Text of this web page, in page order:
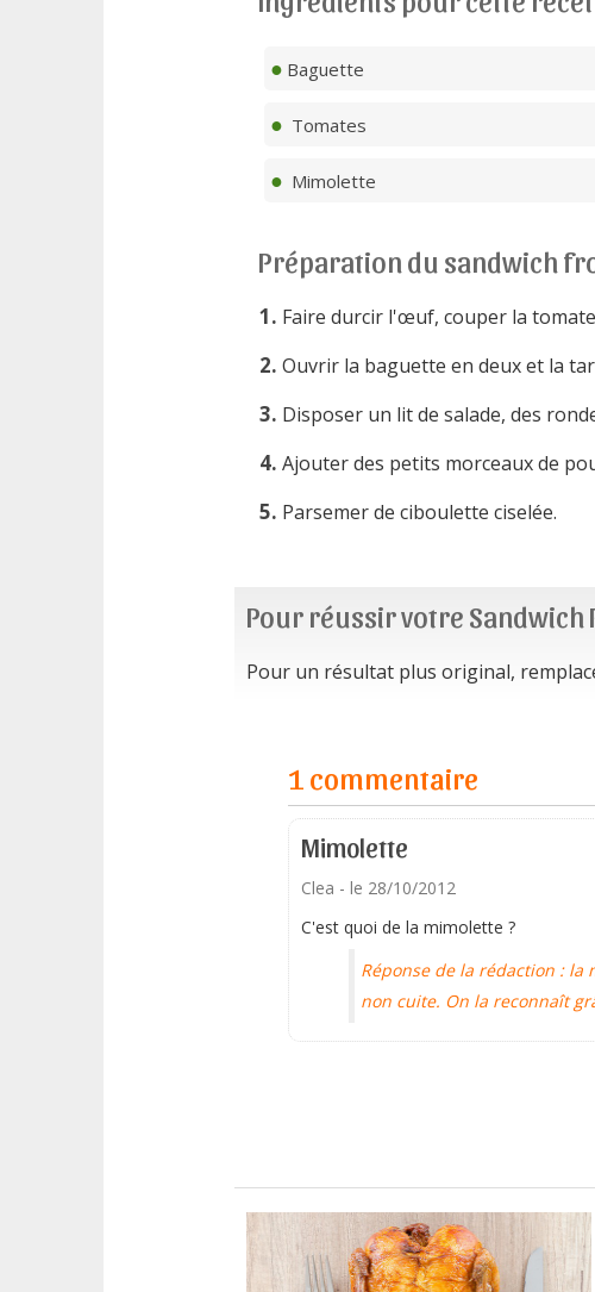
Baguette
Tomates
Mimolette
Préparation du sandwich
Faire durcir l'œuf, couper la
Ouvrir la baguette en deux et la
Disposer un lit de salade, des
Ajouter des petits morceaux de
Parsemer de ciboulette ciselée.
Pour réussir votre
Pour un résultat plus original,
1 commentaire
Mimolette
Clea - le 28/10/2012
C'est quoi de la mimolette ?
Réponse de la rédaction : la
non cuite. On la reconnaît